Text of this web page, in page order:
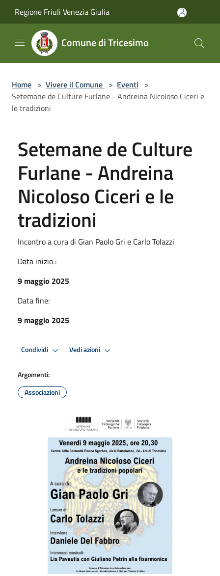
Regione Friuli Venezia Giulia
Comune di Tricesimo
Home > Vivere il Comune > Eventi >
Setemane de Culture Furlane - Andreina Nicoloso Ciceri e
le tradizioni
Setemane de Culture
Furlane - Andreina
Nicoloso Ciceri e le
tradizioni
Incontro a cura di Gian Paolo Gri e Carlo Tolazzi
Data inizio :
9 maggio 2025
Data fine:
9 maggio 2025
Condividi Vedi azioni
Argomenti:
Associazioni